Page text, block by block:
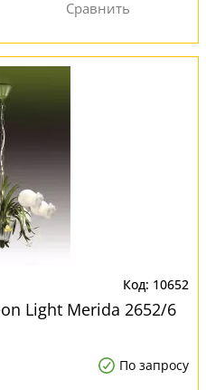
10652
Light Merida 2652/6
По запросу